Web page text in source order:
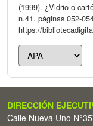
(1999). ¿Vidrio o
n.41. páginas 052-
https://
DIRECCIÓN
Calle Nueva Uno